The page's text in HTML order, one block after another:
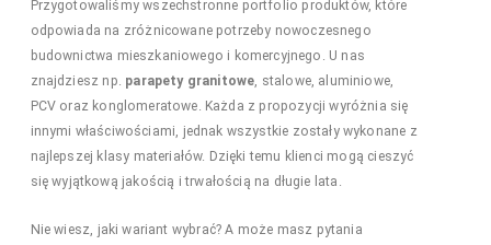
Przygotowaliśmy wszechstronne portfolio produktów, które
odpowiada na zróżnicowane potrzeby nowoczesnego
budownictwa mieszkaniowego i komercyjnego. U nas
znajdziesz np. parapety granitowe , stalowe, aluminiowe,
PCV oraz konglomeratowe. Każda z propozycji wyróżnia się
innymi właściwościami, jednak wszystkie zostały wykonane z
najlepszej klasy materiałów. Dzięki temu klienci mogą cieszyć
się wyjątkową jakością i trwałością na długie lata.
Nie wiesz, jaki wariant wybrać? A może masz pytania